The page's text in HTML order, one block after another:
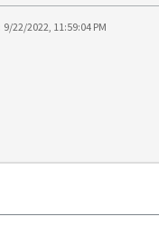
9/22/2022, 11:59:04 PM